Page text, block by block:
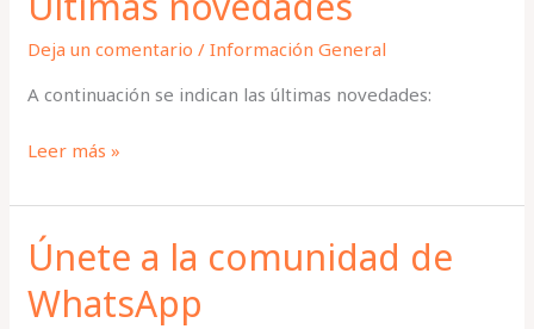
Deja un comentario /Información General
A continuación se indican las últimas novedades:
Últimas
Leer más »
Únete a la comunidad de
WhatsApp